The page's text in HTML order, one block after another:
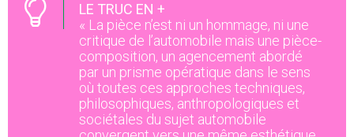
LE TRUC EN +
« La pièce n’est ni un hommage, ni une
critique de l’automobile mais une pièce-
composition, un agencement abordé
par un prisme opératique dans le sens
où toutes ces approches techniques,
philosophiques, anthropologiques et
sociétales du sujet automobile